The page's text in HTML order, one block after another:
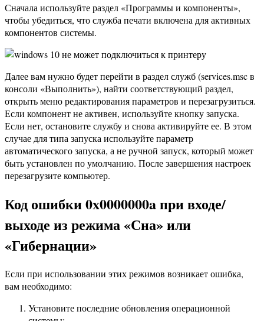
Сначала используйте раздел «Программы и компоненты»,
чтобы убедиться, что служба печати включена для активных
компонентов системы.
Далее вам нужно будет перейти в раздел служб (services.msc в
консоли «Выполнить»), найти соответствующий раздел,
открыть меню редактирования параметров и перезагрузиться.
Если компонент не активен, используйте кнопку запуска.
Если нет, остановите службу и снова активируйте ее. В этом
случае для типа запуска используйте параметр
автоматического запуска, а не ручной запуск, который может
быть установлен по умолчанию. После завершения настроек
перезагрузите компьютер.
Код ошибки 0x0000000a при входе/
выходе из режима «Сна» или
«Гибернации»
Если при использовании этих режимов возникает ошибка,
вам необходимо:
Установите последние обновления операционной